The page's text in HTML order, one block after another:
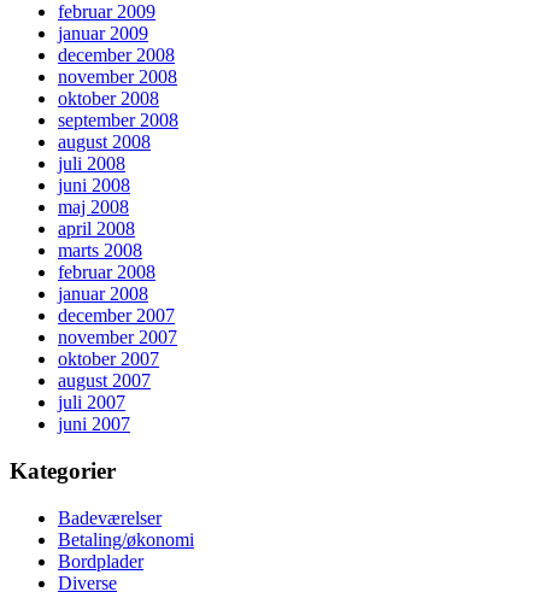
februar 2009
januar 2009
december 2008
november 2008
oktober 2008
september 2008
august 2008
juli 2008
juni 2008
maj 2008
april 2008
marts 2008
februar 2008
januar 2008
december 2007
november 2007
oktober 2007
august 2007
juli 2007
juni 2007
Kategorier
Badeværelser
Betaling/økonomi
Bordplader
Diverse